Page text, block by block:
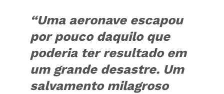
“Uma aeronave escapou
por pouco daquilo que
poderia ter resultado em
um grande desastre. Um
salvamento milagroso